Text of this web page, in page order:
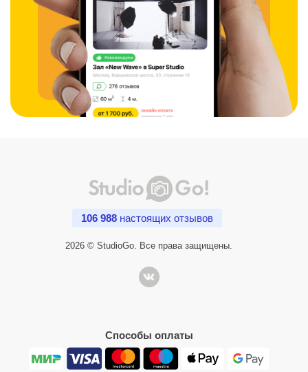
106 988 настоящих отзывов
2026 © StudioGo. Все права защищены.
Способы оплаты